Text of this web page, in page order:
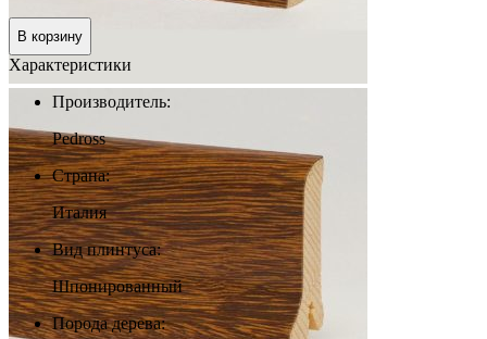
В корзину
Характеристики
Производитель:
Pedross
Страна:
Италия
Вид плинтуса:
Шпонированный
Порода дерева: